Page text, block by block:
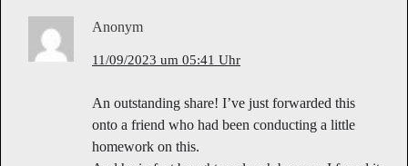
Anonym
11/09/2023 um 05:41 Uhr
An outstanding share! I’ve just forwarded this
onto a friend who had been conducting a little
homework on this.